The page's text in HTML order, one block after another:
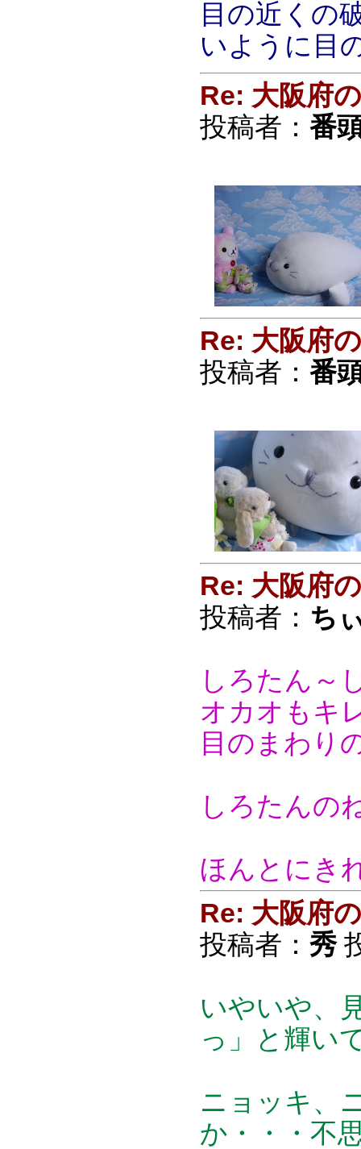
目の近くの
いように目
Re: 大阪府
投稿者： 番
Re: 大阪府
投稿者： 番
Re: 大阪府
投稿者： ち
しろたん～
オカオもキ
目のまわり
しろたんの
ほんとにき
Re: 大阪府
投稿者： 秀
いやいや、
っ」と輝い
ニョッキ、
か・・・不